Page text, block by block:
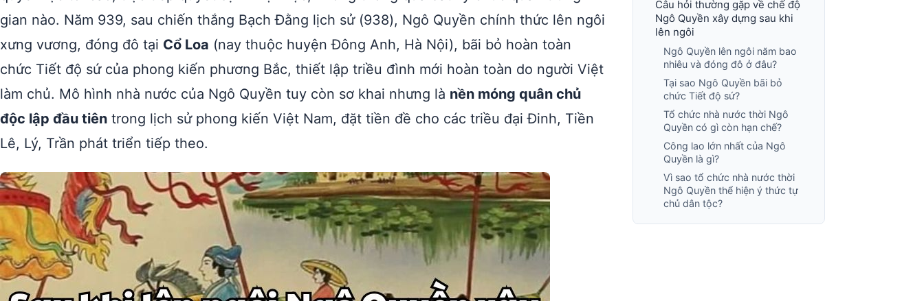
gian nào. Năm 939, sau chiến thắng Bạch Đằng lịch sử (938), Ngô Quyền chính thức lên ngôi
xưng vương, đóng đô tại Cổ Loa (nay thuộc huyện Đông Anh, Hà Nội), bãi bỏ hoàn toàn
chức Tiết độ sứ của phong kiến phương Bắc, thiết lập triều đình mới hoàn toàn do người Việt
làm chủ. Mô hình nhà nước của Ngô Quyền tuy còn sơ khai nhưng là nền móng quân chủ
độc lập đầu tiên trong lịch sử phong kiến Việt Nam, đặt tiền đề cho các triều đại Đinh, Tiền
Lê, Lý, Trần phát triển tiếp theo.
Câu hỏi thường gặp về chế độ
Ngô Quyền xây dựng sau khi
lên ngôi
Ngô Quyền lên ngôi năm bao
nhiêu và đóng đô ở đâu?
Tại sao Ngô Quyền bãi bỏ
chức Tiết độ sứ?
Tổ chức nhà nước thời Ngô
Quyền có gì còn hạn chế?
Công lao lớn nhất của Ngô
Quyền là gì?
Vì sao tổ chức nhà nước thời
Ngô Quyền thể hiện ý thức tự
chủ dân tộc?